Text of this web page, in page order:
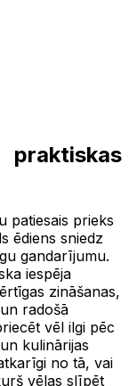
patiesais prieks
ēdiens sniedz
gandarījumu.
iespēja
zināšanas,
radošā
vēl ilgi pēc
kulinārijas
no tā, vai
vēlas slīpēt